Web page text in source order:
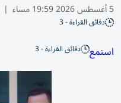
5 أغسطس 2026 19:59 مساء |
دقائق القراءة - 3
استمع دقائق القراءة - 3